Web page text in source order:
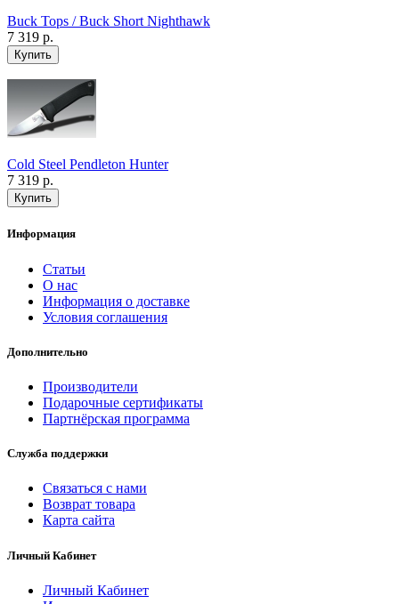
Buck Tops / Buck Short Nighthawk
7 319 р.
Cold Steel Pendleton Hunter
7 319 р.
Информация
Статьи
О нас
Информация о доставке
Условия соглашения
Дополнительно
Производители
Подарочные сертификаты
Партнёрская программа
Служба поддержки
Связаться с нами
Возврат товара
Карта сайта
Личный Кабинет
Личный Кабинет